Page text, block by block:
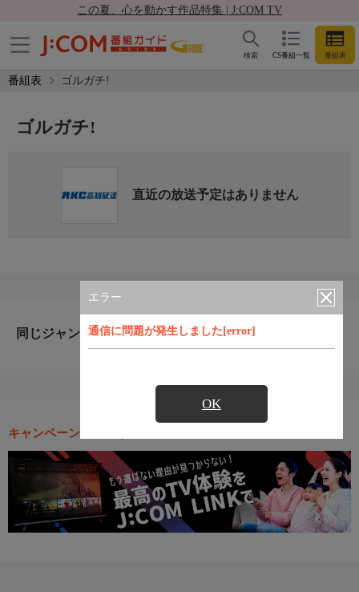
この夏、心を動かす作品特集 | J:COM TV
CS番組一覧 番組表
検索
番組表 ゴルガチ!
エラー
通信に問題が発生しました[error]
OK
ゴルガチ!
直近の放送予定はありません
同じジャンルのおすすめ番組
キャンペーン・お得な情報